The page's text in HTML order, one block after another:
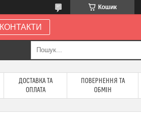
Кошик
КОНТАКТИ
ДОСТАВКА ТА
ОПЛАТА
ПОВЕРНЕННЯ ТА
ОБМІН